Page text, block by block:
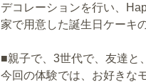
デコレーションを行い、
家で用意した誕生日ケーキ
■親子で、3世代で、友達と
今回の体験では、お好きな